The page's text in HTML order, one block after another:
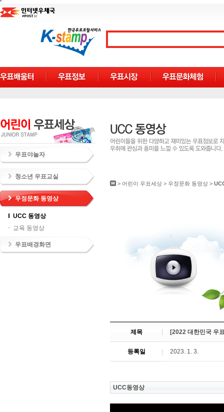
우표야놀자
청소년 우표교실
우정문화 동영상
UCC 동영상
교육 동영상
우표배경화면
> 어린이 우표세상 > 우정문화 동영상 >
제목 [2022 대한민국 우
등록일 2023. 1. 3.
UCC동영상